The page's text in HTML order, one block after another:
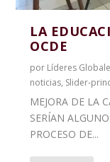
LA
OCDE
por Líderes
noticias, Slider-
MEJORA DE LA
SERÍAN
PROCESO DE...